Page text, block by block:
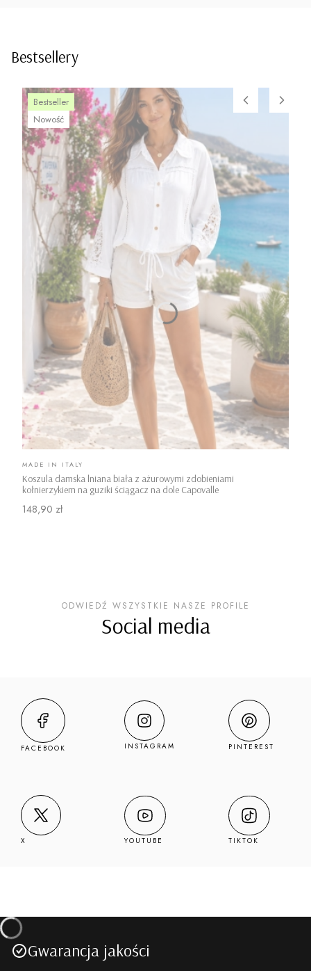
Bestsellery
Bestseller
Nowość
Koszula damska lniana biała z ażurowymi zdobieniami
kołnierzykiem na guziki ściągacz na dole Capovalle
PRODUCENT
MADE IN ITALY
Cena
148,90 zł
ODWIEDŹ WSZYSTKIE NASZE PROFILE
Social media
FACEBOOK INSTAGRAM PINTEREST
X YOUTUBE TIKTOK
Gwarancja jakości